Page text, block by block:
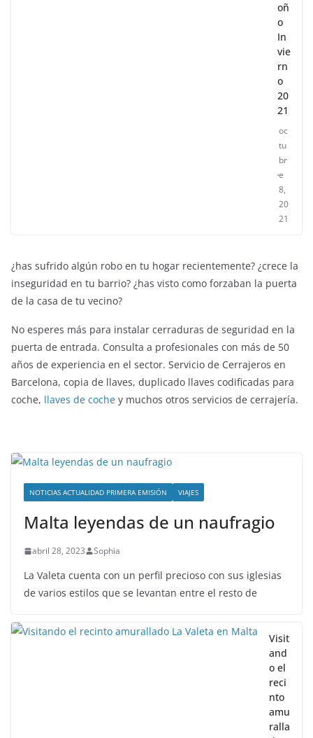
oñ
o
In
vie
rn
o
20
21
oc
tu
br
e
8,
20
21
¿has sufrido algún robo en tu hogar recientemente? ¿crece la
inseguridad en tu barrio? ¿has visto como forzaban la puerta
de la casa de tu vecino?
No esperes más para instalar cerraduras de seguridad en la
puerta de entrada. Consulta a profesionales con más de 50
años de experiencia en el sector. Servicio de Cerrajeros en
Barcelona, copia de llaves, duplicado llaves codificadas para
coche, llaves de coche y muchos otros servicios de cerrajería.
NOTICIAS ACTUALIDAD PRIMERA EMISIÓN VIAJES
Malta leyendas de un naufragio
abril 28, 2023 Sophia
La Valeta cuenta con un perfil precioso con sus iglesias
de varios estilos que se levantan entre el resto de
Visit
and
o el
reci
nto
amu
ralla